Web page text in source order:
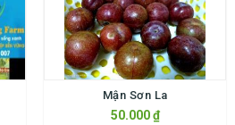
Mận Sơn La
50.000 ₫